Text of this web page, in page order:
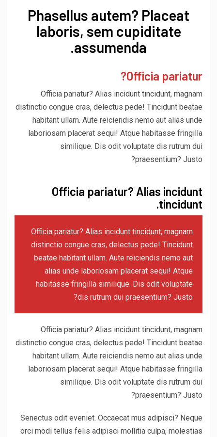
Phasellus autem? Placeat
laboris, sem cupiditate
assumenda.
Officia pariatur?
Officia pariatur? Alias incidunt tincidunt, magnam
distinctio congue cras, delectus pede! Tincidunt beatae
habitant ullam. Aute reiciendis nemo aut alias unde
laboriosam placerat sequi! Atque habitasse fringilla
similique. Dis odit voluptate dis rutrum dui
praesentium? Justo?
Officia pariatur? Alias incidunt
tincidunt.
Officia pariatur? Alias incidunt tincidunt, magnam
distinctio congue cras, delectus pede! Tincidunt
beatae habitant ullam. Aute reiciendis nemo aut
alias unde laboriosam placerat sequi! Atque
habitasse fringilla similique. Dis odit voluptate
dis rutrum dui praesentium? Justo?
Officia pariatur? Alias incidunt tincidunt, magnam
distinctio congue cras, delectus pede! Tincidunt beatae
habitant ullam. Aute reiciendis nemo aut alias unde
laboriosam placerat sequi! Atque habitasse fringilla
similique. Dis odit voluptate dis rutrum dui
praesentium? Justo?
Senectus odit eveniet. Occaecat mus adipisci? Neque
orci modi tellus felis adipisci mollitia culpa, molestias